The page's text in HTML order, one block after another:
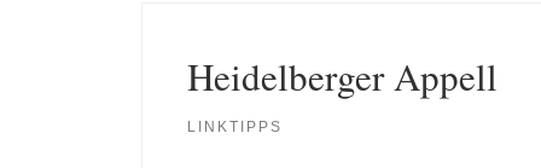
Heidelberger Appell
LINKTIPPS